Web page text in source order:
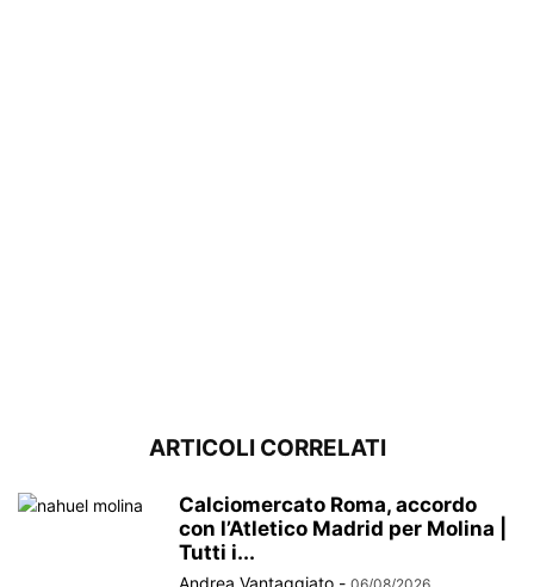
ARTICOLI CORRELATI
Calciomercato Roma, accordo
con l’Atletico Madrid per Molina |
Tutti i...